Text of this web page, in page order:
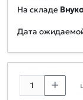
На складе
Дата